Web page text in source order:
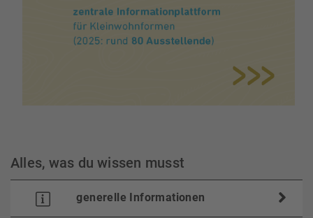
Alles, was du wissen musst
generelle Informationen